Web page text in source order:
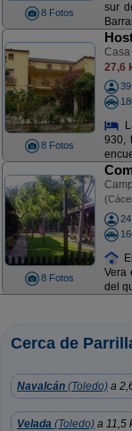
8 Fotos
sur
8 Fotos
Casa
27,6
930,
8 Fotos
Vera
del
Cerca de
Navalcán (Toledo) a
Velada (Toledo) a 11,5